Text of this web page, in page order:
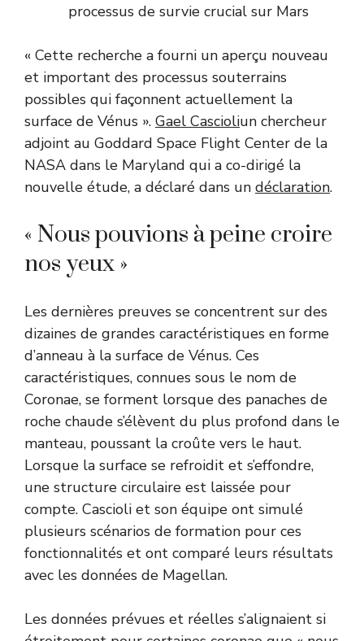
processus de survie crucial sur Mars
« Cette recherche a fourni un aperçu nouveau
et important des processus souterrains
possibles qui façonnent actuellement la
surface de Vénus ». Gael Cascioliun chercheur
adjoint au Goddard Space Flight Center de la
NASA dans le Maryland qui a co-dirigé la
nouvelle étude, a déclaré dans un déclaration.
« Nous pouvions à peine croire
nos yeux »
Les dernières preuves se concentrent sur des
dizaines de grandes caractéristiques en forme
d’anneau à la surface de Vénus. Ces
caractéristiques, connues sous le nom de
Coronae, se forment lorsque des panaches de
roche chaude s’élèvent du plus profond dans le
manteau, poussant la croûte vers le haut.
Lorsque la surface se refroidit et s’effondre,
une structure circulaire est laissée pour
compte. Cascioli et son équipe ont simulé
plusieurs scénarios de formation pour ces
fonctionnalités et ont comparé leurs résultats
avec les données de Magellan.
Les données prévues et réelles s’alignaient si